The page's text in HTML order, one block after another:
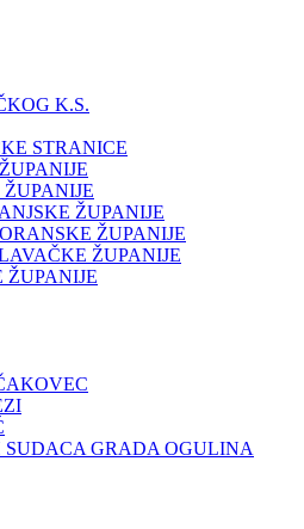
K.S.
STRANICE
ŽUPANIJE
ŽUPANIJE
ŽUPANIJE
ŽUPANIJE
GRADA OGULINA